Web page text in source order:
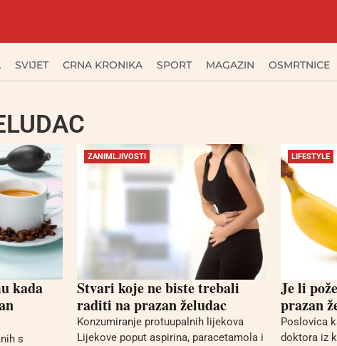
SVIJET CRNA KRONIKA SPORT MAGAZIN OSMRTNICE
kada
s
ZANIMLJIVOSTI
Stvari koje ne biste trebali
raditi na prazan želudac
Konzumiranje protuupalnih lijekova
Lijekove poput aspirina, paracetamola i
LIFESTYLE
Je li
prazan
Poslovica
doktora iz